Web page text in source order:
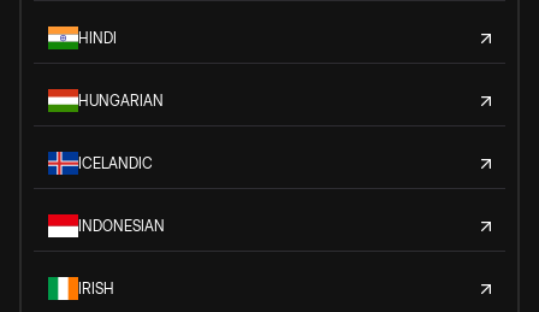
HINDI
HUNGARIAN
ICELANDIC
INDONESIAN
IRISH